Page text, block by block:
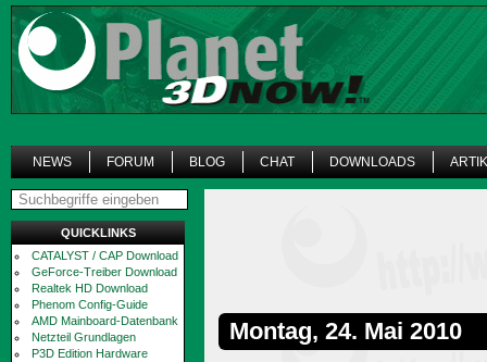
NEWS FORUM BLOG CHAT DOWNLOADS
QUICKLINKS
CATALYST / CAP Download
GeForce-Treiber Download
Realtek HD Download
Phenom Config-Guide
AMD Mainboard-Datenbank
Netzteil Grundlagen
P3D Edition Hardware
Montag, 24. Mai 2010